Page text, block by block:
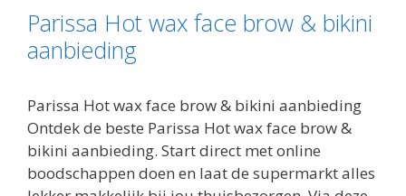
Parissa Hot wax face brow & bikini
aanbieding
Parissa Hot wax face brow & bikini aanbieding
Ontdek de beste Parissa Hot wax face brow &
bikini aanbieding. Start direct met online
boodschappen doen en laat de supermarkt alles